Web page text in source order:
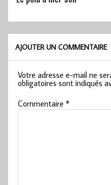
AJOUTER UN COMMENTAIRE
Votre adresse e-mail ne
obligatoires sont indiqués
Commentaire*